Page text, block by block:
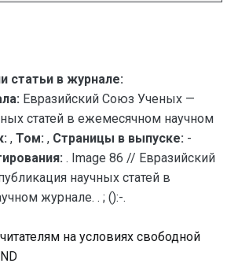
статьи в журнале:
Евразийский Союз Ученых —
статей в ежемесячном научном
, Том: , Страницы в выпуске: -
. Image 86 // Евразийский
научных статей в
журнале. . ; ():-.
на условиях свободной